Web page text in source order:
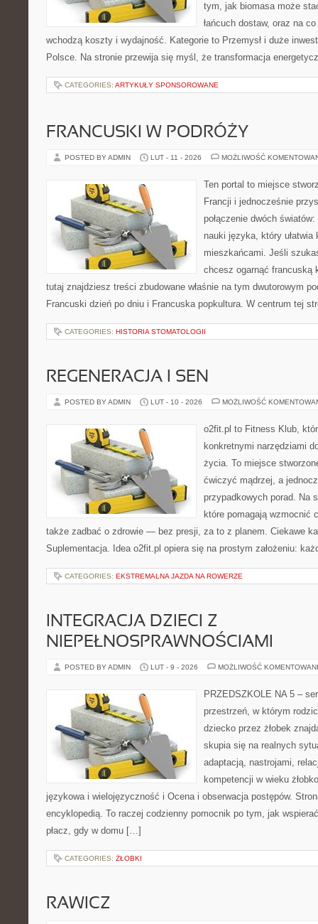
tym, jak biomasa może
łańcuch dostaw, oraz na
wchodzą koszty i wydajność. Kategorie to Przemysł i duże
Polsce. Na stronie przewija się myśl, że transformacja
CATEGORIES: ARTYKUŁY SPONSOROWANE
FRANCUSKI W PODRÓŻY
POSTED BY ADMIN LUT - 11 - 2026 MOŻLIWOŚĆ
Ten portal to miejsce
Francji i jednocześnie
połączenie dwóch
nauki języka, który
mieszkańcami. Jeśli
chcesz ogarnąć francuską
tutaj znajdziesz treści zbudowane właśnie na tym dwutorowym
Francuski dzień po dniu i Francuska popkultura. W centrum tej
CATEGORIES: HISTORIA STOMATOLOGII
REGENERACJA I SEN
POSTED BY ADMIN LUT - 10 - 2026 MOŻLIWOŚĆ
o2fit.pl to Fitness Klub,
konkretnymi narzędziami
życia. To miejsce
ćwiczyć mądrzej, a
przypadkowych porad. Na
które pomagają wzmocnić
także zadbać o zdrowie — bez presji, za to z planem. Ciekawe
Suplementacja. Idea o2fit.pl opiera się na prostym założeniu:
CATEGORIES: EKSTREMALNA JAZDA NA ROWERZE
INTEGRACJA DZIECI Z
NIEPEŁNOSPRAWNOŚCIAMI
POSTED BY ADMIN LUT - 9 - 2026 MOŻLIWOŚĆ
PRZEDSZKOLE NA 5 –
przestrzeń, w którym
dziecko przez żłobek
skupia się na realnych
adaptacją, nastrojami,
kompetencji w wieku
językowa i wielojęzyczność i Ocena i obserwacja postępów.
encyklopedią. To raczej codzienny pomocnik po tym, jak
płacz, gdy w domu […]
CATEGORIES: ŻŁOBKI
RAWICZ